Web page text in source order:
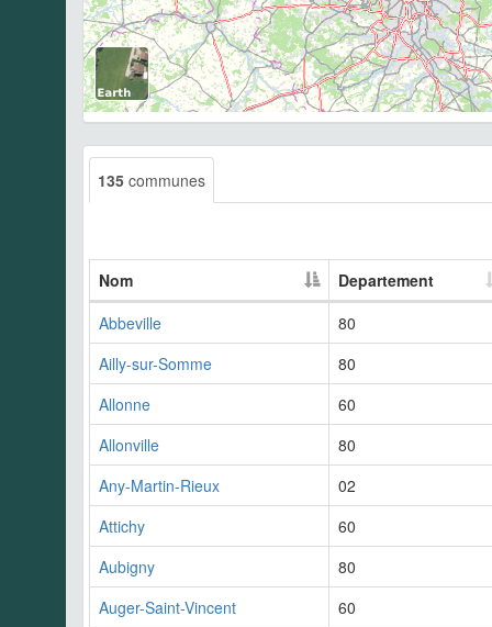
135 communes
Nom
Departement
Abbeville
80
Ailly-sur-Somme
80
Allonne
60
Allonville
80
Any-Martin-Rieux
02
Attichy
60
Aubigny
80
Auger-Saint-Vincent
60